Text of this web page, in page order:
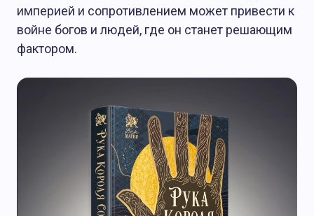
империей и сопротивлением может привести к
войне богов и людей, где он станет решающим
фактором.